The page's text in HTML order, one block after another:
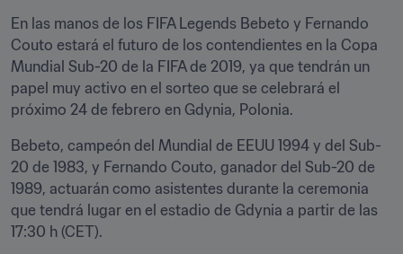
En las manos de los FIFA Legends Bebeto y Fernando
Couto estará el futuro de los contendientes en la Copa
Mundial Sub-20 de la FIFA de 2019, ya que tendrán un
papel muy activo en el sorteo que se celebrará el
próximo 24 de febrero en Gdynia, Polonia.
Bebeto, campeón del Mundial de EEUU 1994 y del Sub-
20 de 1983, y Fernando Couto, ganador del Sub-20 de
1989, actuarán como asistentes durante la ceremonia
que tendrá lugar en el estadio de Gdynia a partir de las
17:30 h (CET).